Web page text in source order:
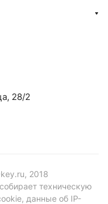
28/2
2018
техническую
данные об IP-